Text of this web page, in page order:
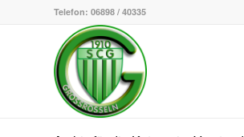
Telefon: 06898 / 40335